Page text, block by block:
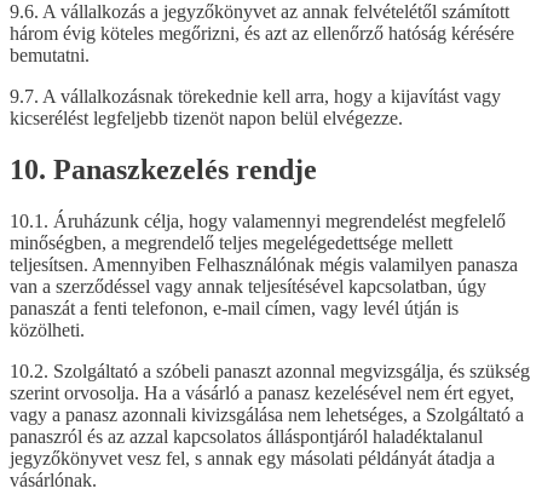
9.6. A vállalkozás a jegyzőkönyvet az annak felvételétől számított
három évig köteles megőrizni, és azt az ellenőrző hatóság kérésére
bemutatni.
9.7. A vállalkozásnak törekednie kell arra, hogy a kijavítást vagy
kicserélést legfeljebb tizenöt napon belül elvégezze.
10. Panaszkezelés rendje
10.1. Áruházunk célja, hogy valamennyi megrendelést megfelelő
minőségben, a megrendelő teljes megelégedettsége mellett
teljesítsen. Amennyiben Felhasználónak mégis valamilyen panasza
van a szerződéssel vagy annak teljesítésével kapcsolatban, úgy
panaszát a fenti telefonon, e-mail címen, vagy levél útján is
közölheti.
10.2. Szolgáltató a szóbeli panaszt azonnal megvizsgálja, és szükség
szerint orvosolja. Ha a vásárló a panasz kezelésével nem ért egyet,
vagy a panasz azonnali kivizsgálása nem lehetséges, a Szolgáltató a
panaszról és az azzal kapcsolatos álláspontjáról haladéktalanul
jegyzőkönyvet vesz fel, s annak egy másolati példányát átadja a
vásárlónak.